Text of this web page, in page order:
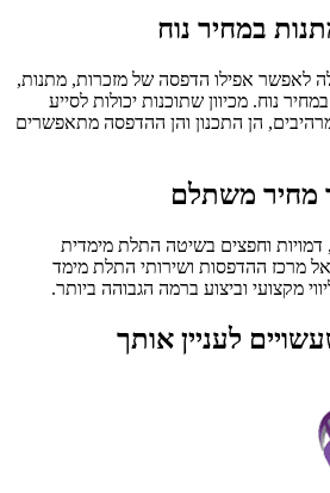
במחיר נוח
לאפשר אפילו הדפסה של מזכרות, מתנות,
נוח. מכיוון שתוכנות יכולות לסייע
הן התכנון והן ההדפסה מתאפשרים
מחיר משתלם
דמויות וחפצים בשיטה התלת מימדית
מרכז ההדפסות ושירותי התלת מימד
לעניין אותך